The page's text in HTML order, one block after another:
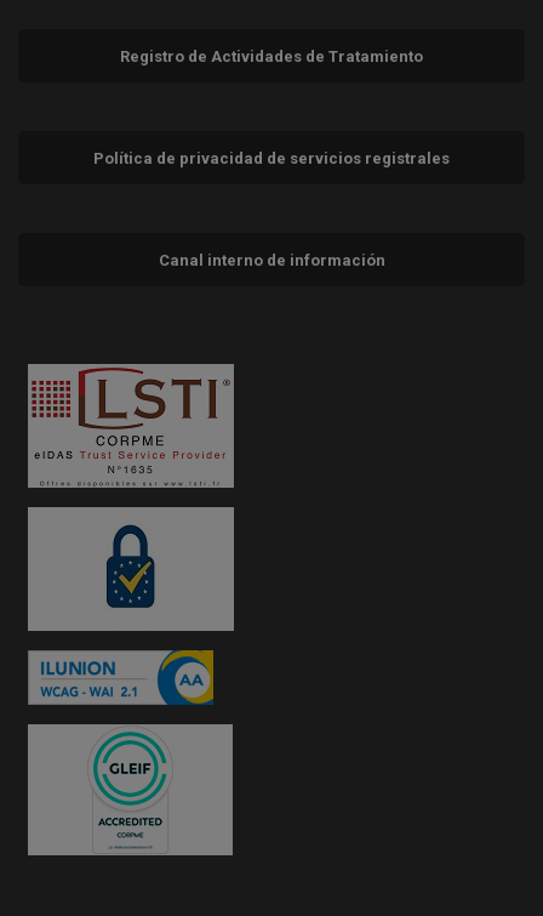
Registro de Actividades de Tratamiento
Política de privacidad de servicios registrales
Canal interno de información